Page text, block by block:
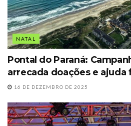
NATAL
Pontal do Paraná:
arrecada doações e ajuda
16 DE DEZEMBRO DE 2025